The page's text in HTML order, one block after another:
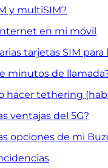
y multiSIM?
en mi móvil
tarjetas SIM
minutos de
hacer tethering
ventajas del 5G?
opciones de mi